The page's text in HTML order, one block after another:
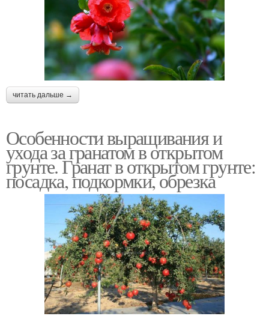
читать дальше →
Особенности выращивания и
ухода за гранатом в открытом
грунте. Гранат в открытом грунте:
посадка, подкормки, обрезка